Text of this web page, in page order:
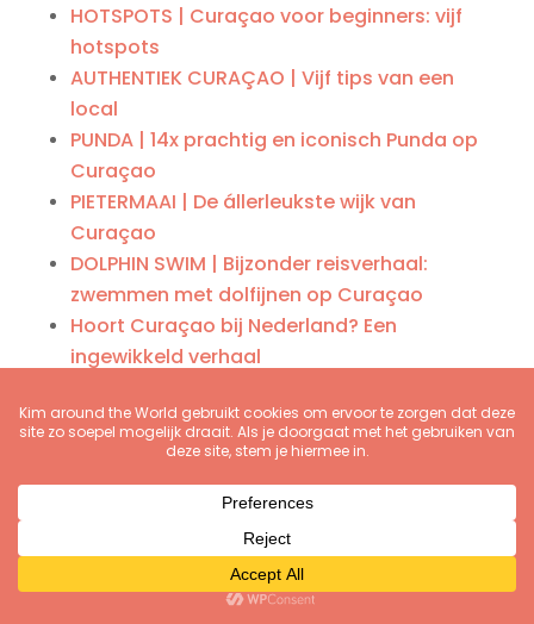
HOTSPOTS | Curaçao voor beginners: vijf
hotspots
AUTHENTIEK CURAÇAO | Vijf tips van een
local
PUNDA | 14x prachtig en iconisch Punda op
Curaçao
PIETERMAAI | De állerleukste wijk van
Curaçao
DOLPHIN SWIM | Bijzonder reisverhaal:
zwemmen met dolfijnen op Curaçao
Hoort Curaçao bij Nederland? Een
ingewikkeld verhaal
eiland kies je?
ALLE ARTIKELEN OVER CURAÇAO
Deel via: